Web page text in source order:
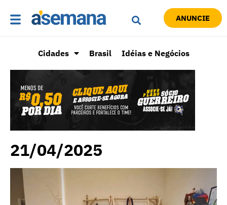
ANUNCIE
Cidades Brasil Idéias e Negócios
21/04/2025